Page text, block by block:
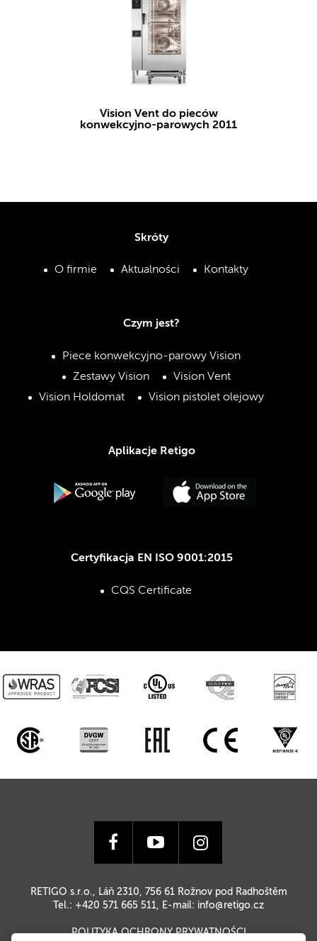
Vision Vent do pieców
konwekcyjno-parowych 2011
Skróty
O firmie Aktualności Kontakty
Czym jest?
Piece konwekcyjno-parowy Vision
Zestawy Vision
Vision Vent
Vision Holdomat
Vision pistolet olejowy
Aplikacje Retigo
Certyfikacja EN ISO 9001:2015
CQS Certificate
RETIGO s.r.o., Láň 2310, 756 61 Rožnov pod Radhoštěm
Tel.: +420 571 665 511, E-mail: info@retigo.cz
POLITYKA OCHRONY PRYWATNOŚCI